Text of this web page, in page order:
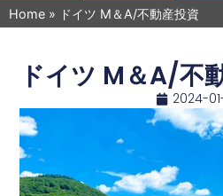
Home » ドイツ M＆A/不動産投資
ドイツ M＆A/不
2024-